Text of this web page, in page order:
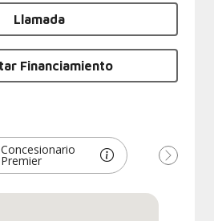
Llamada
Financiamiento
Concesionario
Premier